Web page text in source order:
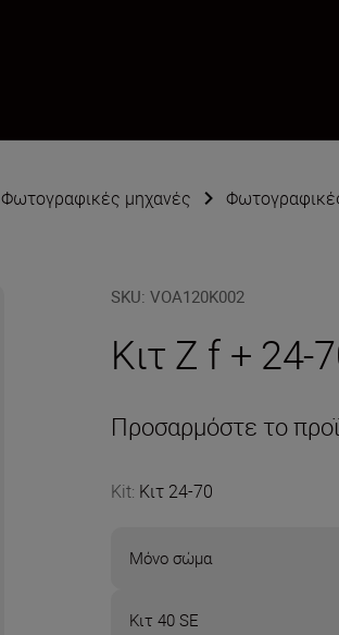
Φωτογραφικές μηχανές
SKU:VOA120K002
Κιτ Z f + 24-
Προσαρμόστε το
Kit: Κιτ 24-70
Μόνο σώμα
Κιτ 40 SE